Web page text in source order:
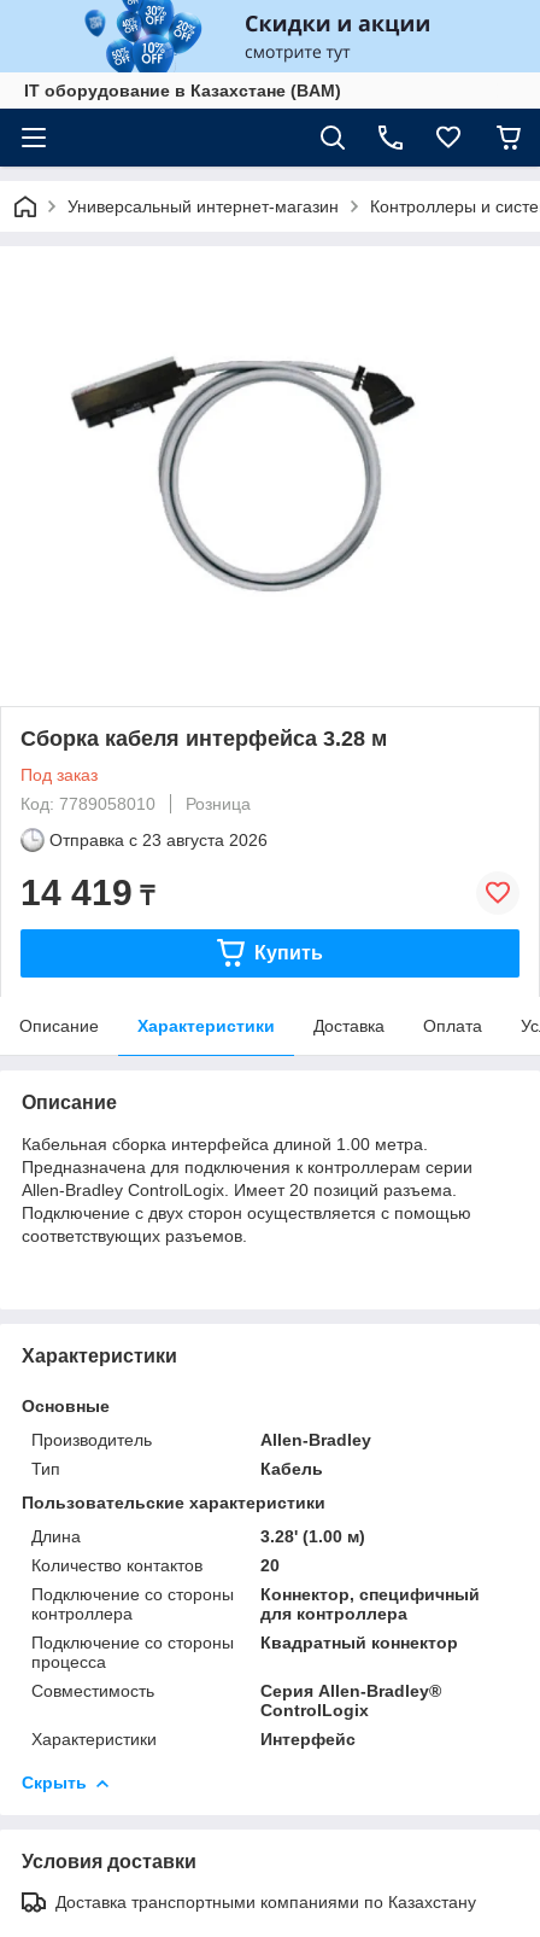
IT оборудование в Казахстане (BAM)
Универсальный интернет-магазин Контроллеры и
Сборка кабеля интерфейса 3.28 м
Под заказ
Код: 7789058010
Розница
Отправка с 23 августа 2026
14 419 ₸
Купить
Описание Характеристики Доставка Оплата
Описание
Кабельная сборка интерфейса длиной 1.00 метра.
Предназначена для подключения к контроллерам серии
Allen-Bradley ControlLogix. Имеет 20 позиций разъема.
Подключение с двух сторон осуществляется с помощью
соответствующих разъемов.
Характеристики
Основные
Производитель
Allen-Bradley
Тип
Кабель
Пользовательские характеристики
Длина
3.28' (1.00 м)
Количество контактов
20
Подключение со стороны
контроллера
Коннектор, специфичный
для контроллера
Подключение со стороны
процесса
Квадратный коннектор
Совместимость
Серия Allen-Bradley®
ControlLogix
Характеристики
Интерфейс
Скрыть
Условия доставки
Доставка транспортными компаниями по Казахстану